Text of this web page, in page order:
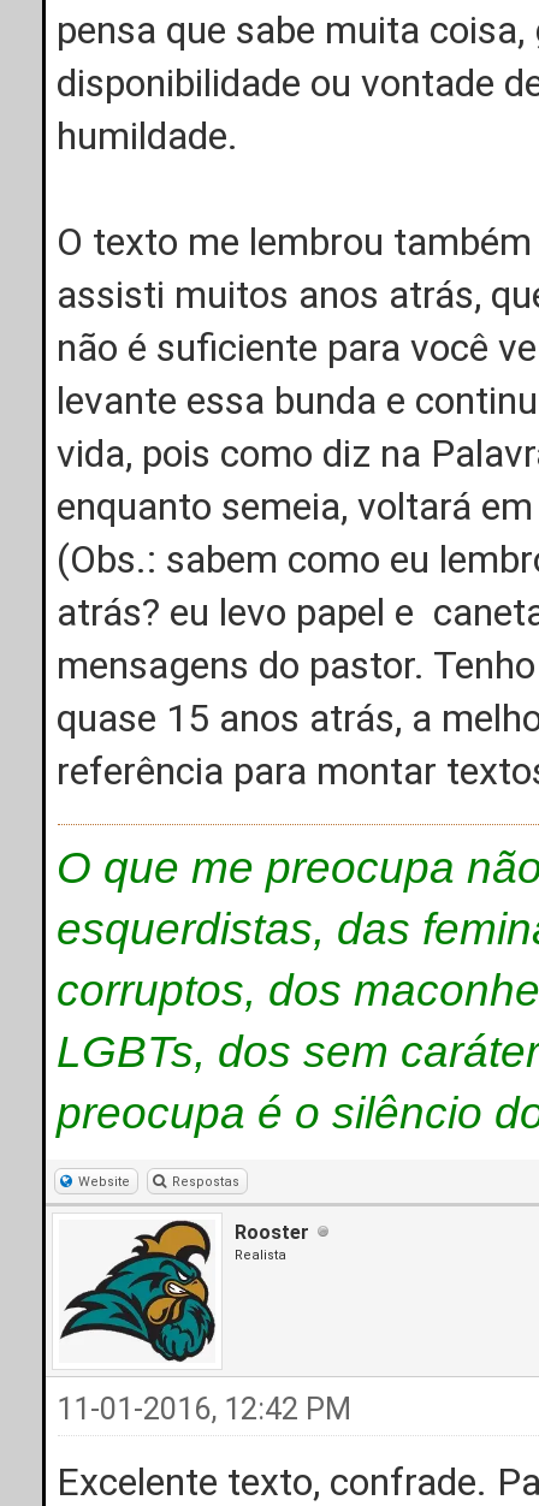
pensa que sabe muita
disponibilidade ou vontade
humildade.
O texto me lembrou
assisti muitos anos atrás,
não é suficiente para você
levante essa bunda e
vida, pois como diz na
enquanto semeia, voltará
(Obs.: sabem como eu
atrás? eu levo papel e
mensagens do pastor.
quase 15 anos atrás, a
referência para montar
O que me preocupa
esquerdistas, das
corruptos, dos
LGBTs, dos sem
preocupa é o silêncio
Website Respostas
Rooster
Realista
11-01-2016, 12:42 PM
Excelente texto, confrade.